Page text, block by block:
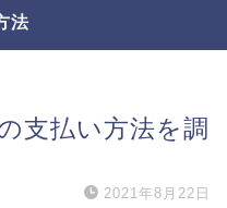
法
支払い方法を調
2021年8月22日